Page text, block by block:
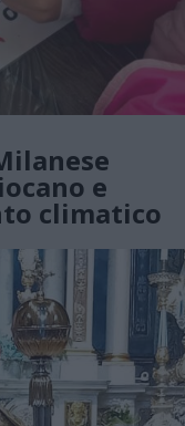
e
climatico